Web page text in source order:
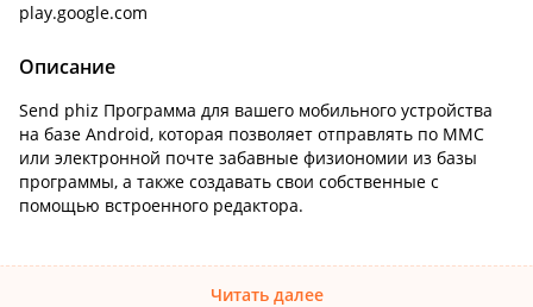
play.google.com
Описание
Send phiz Программа для вашего мобильного устройства
на базе Android, которая позволяет отправлять по ММС
или электронной почте забавные физиономии из базы
программы, а также создавать свои собственные с
помощью встроенного редактора.
Читать далее